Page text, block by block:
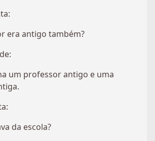
era antigo também?
um professor antigo e uma
da escola?